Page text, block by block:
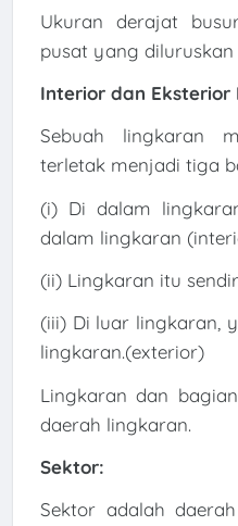
Ukuran derajat
pusat yang diluruskan
Interior dan Eksterior
Sebuah lingkaran
terletak menjadi tiga
(i) Di dalam
dalam lingkaran
(ii) Lingkaran itu
(iii) Di luar lingkaran,
lingkaran.(exterior)
Lingkaran dan
daerah lingkaran.
Sektor:
Sektor adalah